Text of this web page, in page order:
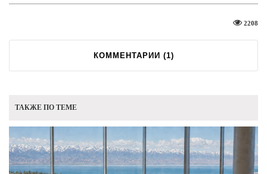
2208
КОММЕНТАРИИ (1)
ТАКЖЕ ПО ТЕМЕ